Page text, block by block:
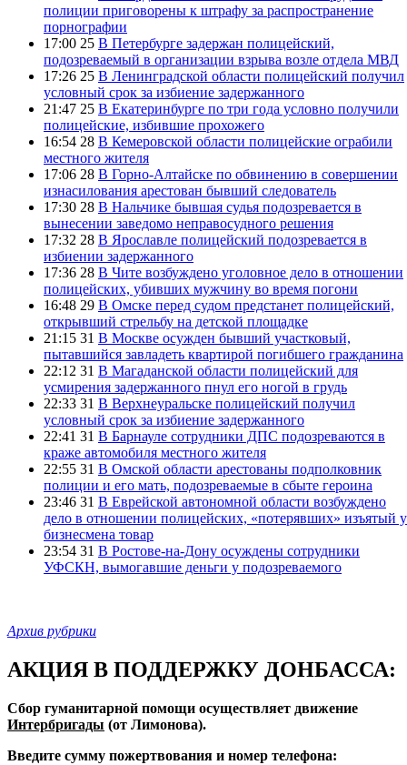
полиции приговорены к штрафу за распространение
порнографии
17:00 25 В Петербурге задержан полицейский,
подозреваемый в организации взрыва возле отдела МВД
17:26 25 В Ленинградской области полицейский получил
условный срок за избиение задержанного
21:47 25 В Екатеринбурге по три года условно получили
полицейские, избившие прохожего
16:54 28 В Кемеровской области полицейские ограбили
местного жителя
17:06 28 В Горно-Алтайске по обвинению в совершении
изнасилования арестован бывший следователь
17:30 28 В Нальчике бывшая судья подозревается в
вынесении заведомо неправосудного решения
17:32 28 В Ярославле полицейский подозревается в
избиении задержанного
17:36 28 В Чите возбуждено уголовное дело в отношении
полицейских, убивших мужчину во время погони
16:48 29 В Омске перед судом предстанет полицейский,
открывший стрельбу на детской площадке
21:15 31 В Москве осужден бывший участковый,
пытавшийся завладеть квартирой погибшего гражданина
22:12 31 В Магаданской области полицейский для
усмирения задержанного пнул его ногой в грудь
22:33 31 В Верхнеуральске полицейский получил
условный срок за избиение задержанного
22:41 31 В Барнауле сотрудники ДПС подозреваются в
краже автомобиля местного жителя
22:55 31 В Омской области арестованы подполковник
полиции и его мать, подозреваемые в сбыте героина
23:46 31 В Еврейской автономной области возбуждено
дело в отношении полицейских, «потерявших» изъятый у
бизнесмена товар
23:54 31 В Ростове-на-Дону осуждены сотрудники
УФСКН, вымогавшие деньги у подозреваемого
Архив рубрики
АКЦИЯ В ПОДДЕРЖКУ ДОНБАССА:
Сбор гуманитарной помощи осуществляет движение
Интербригады (от Лимонова).
Введите сумму пожертвования и номер телефона: